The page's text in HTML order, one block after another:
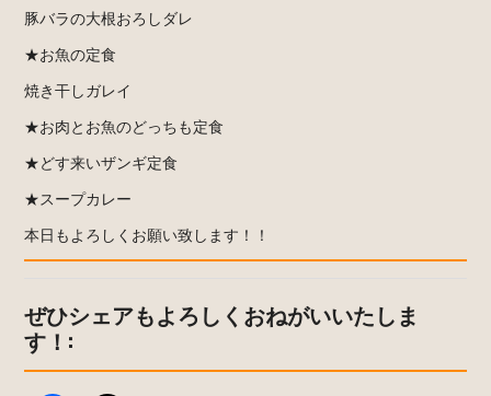
豚バラの大根おろしダレ
★お魚の定食
焼き干しガレイ
★お肉とお魚のどっちも定食
★どす来いザンギ定食
★スープカレー
本日もよろしくお願い致します！！
ぜひシェアもよろしくおねがいいたしま
す！: